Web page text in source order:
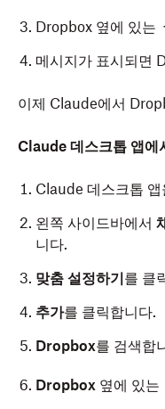
Dropbox 옆에 있는
메시지가 표시되면
이제 Claude에서
Claude 데스크톱 앱에
Claude 데스크톱 앱
왼쪽 사이드바에서
니다.
맞춤 설정하기를 클
추가를 클릭합니다.
Dropbox를 검색합
Dropbox 옆에 있는